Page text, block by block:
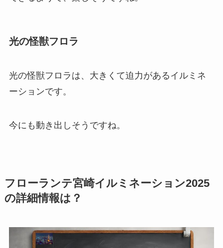
光の怪獣フロラ
光の怪獣フロラは、大きくて迫力があるイルミネ
ーションです。
今にも動き出しそうですね。
フローランテ宮崎イルミネーション2025
の詳細情報は？